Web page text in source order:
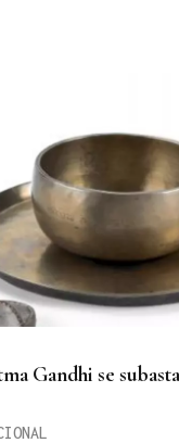
Gandhi se